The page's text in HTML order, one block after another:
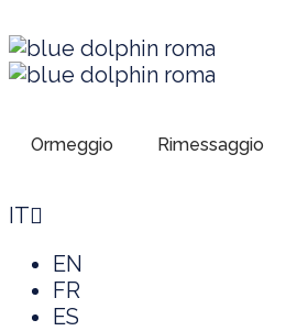
Ormeggio Rimessaggio
IT
EN
FR
ES